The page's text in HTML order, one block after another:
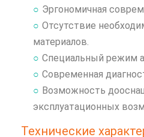
Эргономичная
Отсутствие
материалов.
Специальный режим
Современная
Возможность
эксплуатационных
Технические